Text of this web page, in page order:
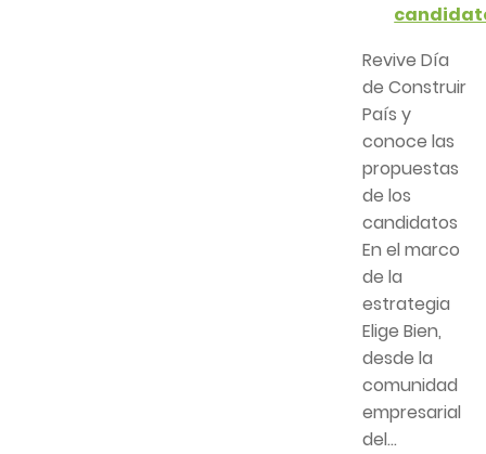
Revive Día
de Construir
País y
conoce las
propuestas
de los
candidatos
En el marco
de la
estrategia
Elige Bien,
desde la
comunidad
empresarial
del...